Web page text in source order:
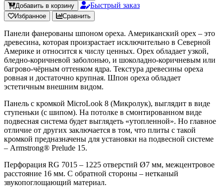
Добавить в корзину
Быстрый заказ
Избранное Сравнить
Панели фанерованы шпоном ореха. Американский орех – это
древесина, которая произрастает исключительно в Северной
Америке и относится к числу ценных. Орех обладает узкой,
бледно-коричневой заболонью, и шоколадно-коричневым или
багрово-чёрным оттенком ядра. Текстура древесины ореха
ровная и достаточно крупная. Шпон ореха обладает
эстетичным внешним видом.
Панель с кромкой MicroLook 8 (Микролук), выглядит в виде
ступеньки (с шипом). На потолке в смонтированном виде
подвесная система будет выглядеть «утопленной». Но главное
отличие от других заключается в том, что плиты с такой
кромкой предназначены для установки на подвесной системе
– Armstrong® Prelude 15.
Перфорация RG 7015 – 1225 отверстий Ø7 мм, межцентровое
расстояние 16 мм. С обратной стороны – нетканый
звукопоглощающий материал.